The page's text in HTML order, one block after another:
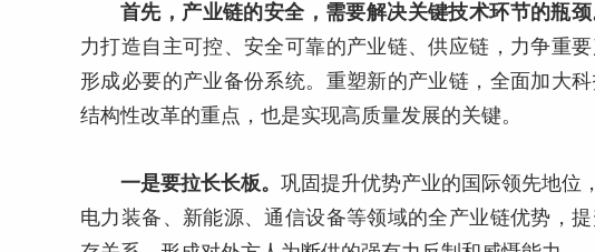
首先，产业链的安全，需要解决关键技术环节的瓶颈
力打造自主可控、安全可靠的产业链、供应链，力争重
形成必要的产业备份系统。重塑新的产业链，全面加大
结构性改革的重点，也是实现高质量发展的关键。
一是要拉长长板。 巩固提升优势产业的国际领先地位
电力装备、新能源、通信设备等领域的全产业链优势，